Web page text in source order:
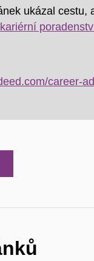
ukázal cestu,
kariérní
career-